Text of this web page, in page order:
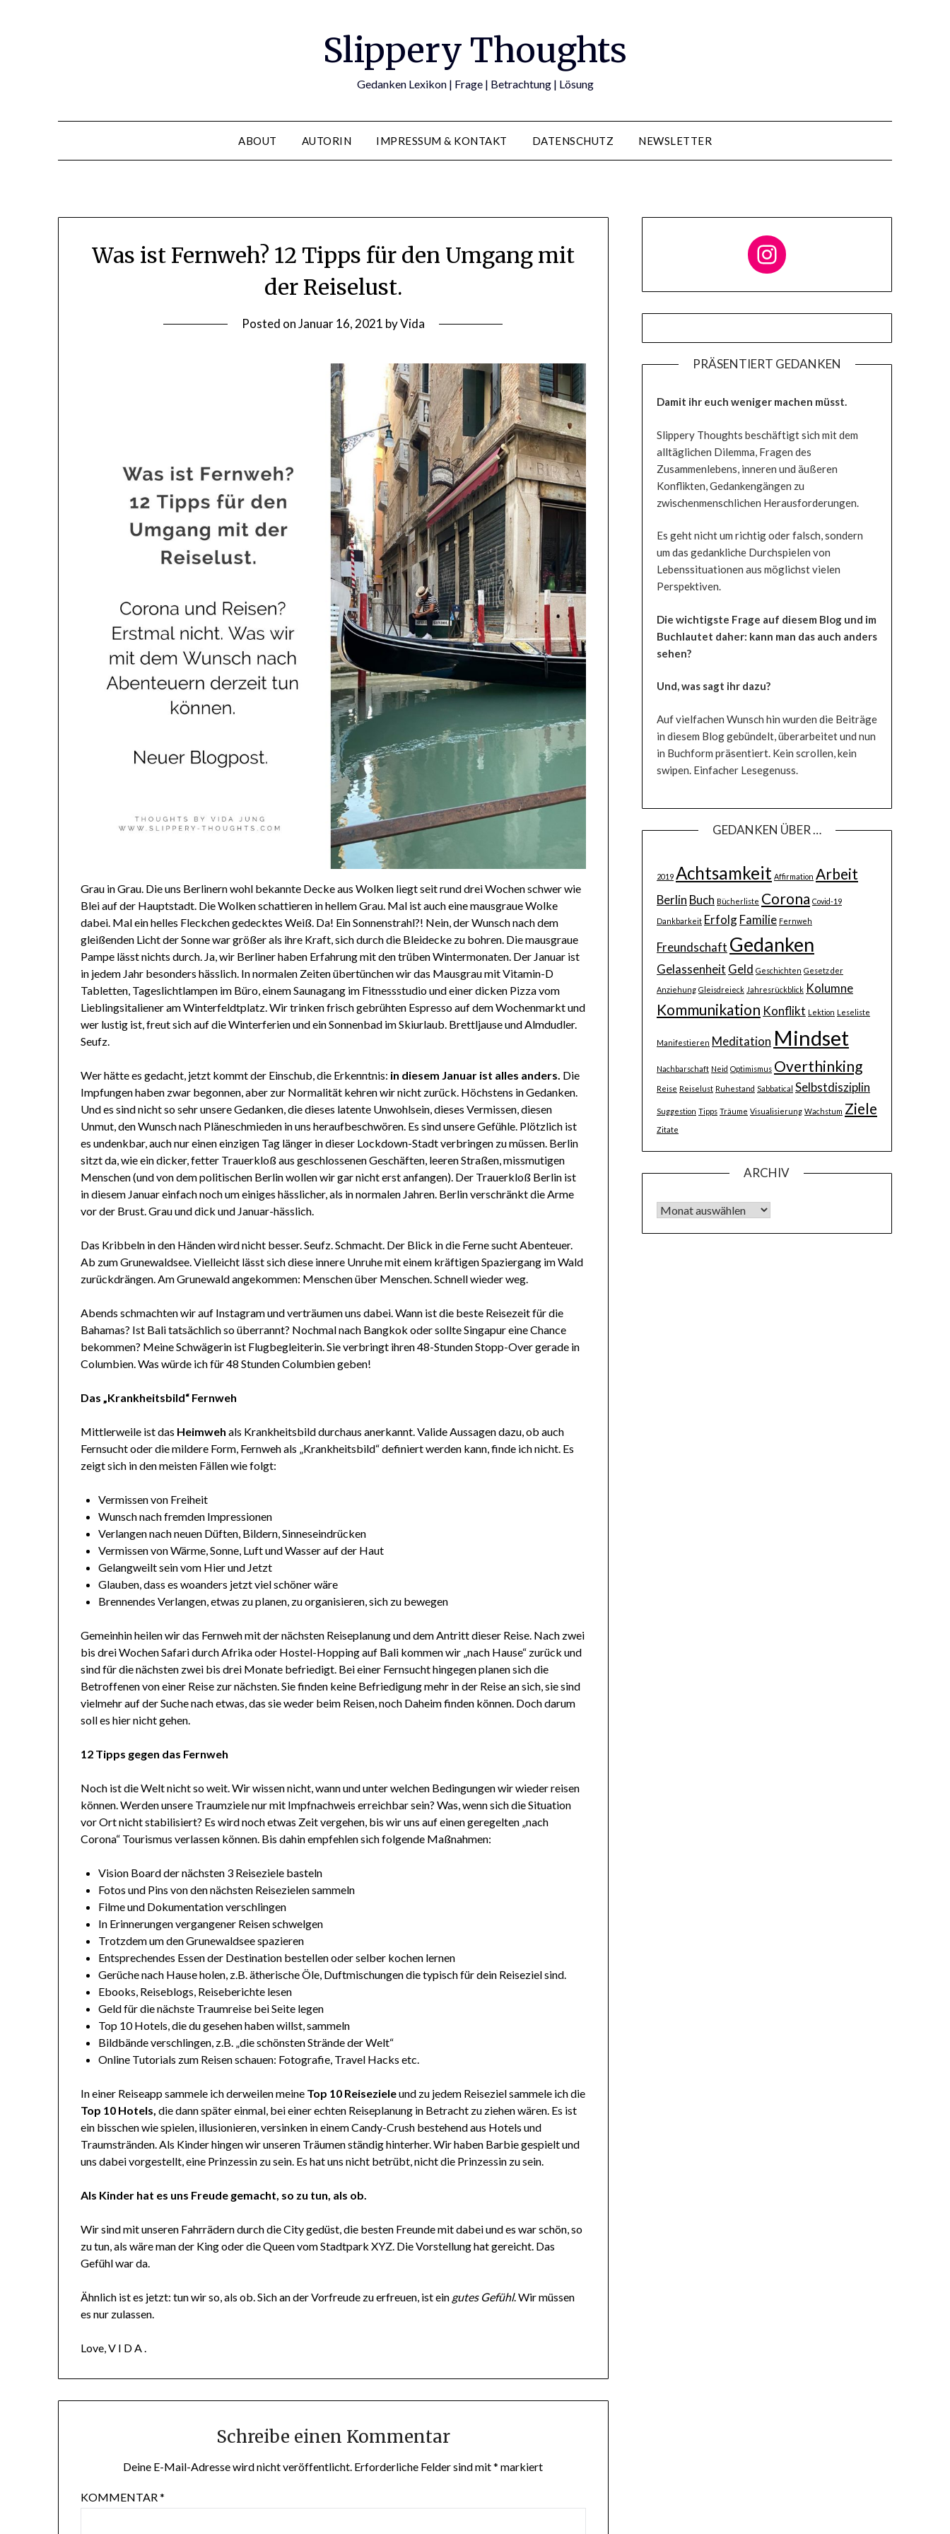
Slippery Thoughts
Gedanken Lexikon | Frage | Betrachtung | Lösung
ABOUT AUTORIN IMPRESSUM & KONTAKT DATENSCHUTZ NEWSLETTER
Was ist Fernweh? 12 Tipps für den Umgang mit
der Reiselust.
Posted onJanuar 16, 2021 byVida
Grau in Grau. Die uns Berlinern wohl bekannte Decke aus Wolken liegt seit rund drei Wochen schwer wie
Blei auf der Hauptstadt. Die Wolken schattieren in hellem Grau. Mal ist auch eine mausgraue Wolke
dabei. Mal ein helles Fleckchen gedecktes Weiß. Da! Ein Sonnenstrahl?! Nein, der Wunsch nach dem
gleißenden Licht der Sonne war größer als ihre Kraft, sich durch die Bleidecke zu bohren. Die mausgraue
Pampe lässt nichts durch. Ja, wir Berliner haben Erfahrung mit den trüben Wintermonaten. Der Januar ist
in jedem Jahr besonders hässlich. In normalen Zeiten übertünchen wir das Mausgrau mit Vitamin-D
Tabletten, Tageslichtlampen im Büro, einem Saunagang im Fitnessstudio und einer dicken Pizza vom
Lieblingsitaliener am Winterfeldtplatz. Wir trinken frisch gebrühten Espresso auf dem Wochenmarkt und
wer lustig ist, freut sich auf die Winterferien und ein Sonnenbad im Skiurlaub. Brettljause und Almdudler.
Seufz.
Wer hätte es gedacht, jetzt kommt der Einschub, die Erkenntnis: in diesem Januar ist alles anders. Die
Impfungen haben zwar begonnen, aber zur Normalität kehren wir nicht zurück. Höchstens in Gedanken.
Und es sind nicht so sehr unsere Gedanken, die dieses latente Unwohlsein, dieses Vermissen, diesen
Unmut, den Wunsch nach Pläneschmieden in uns heraufbeschwören. Es sind unsere Gefühle. Plötzlich ist
es undenkbar, auch nur einen einzigen Tag länger in dieser Lockdown-Stadt verbringen zu müssen. Berlin
sitzt da, wie ein dicker, fetter Trauerkloß aus geschlossenen Geschäften, leeren Straßen, missmutigen
Menschen (und von dem politischen Berlin wollen wir gar nicht erst anfangen). Der Trauerkloß Berlin ist
in diesem Januar einfach noch um einiges hässlicher, als in normalen Jahren. Berlin verschränkt die Arme
vor der Brust. Grau und dick und Januar-hässlich.
Das Kribbeln in den Händen wird nicht besser. Seufz. Schmacht. Der Blick in die Ferne sucht Abenteuer.
Ab zum Grunewaldsee. Vielleicht lässt sich diese innere Unruhe mit einem kräftigen Spaziergang im Wald
zurückdrängen. Am Grunewald angekommen: Menschen über Menschen. Schnell wieder weg.
Abends schmachten wir auf Instagram und verträumen uns dabei. Wann ist die beste Reisezeit für die
Bahamas? Ist Bali tatsächlich so überrannt? Nochmal nach Bangkok oder sollte Singapur eine Chance
bekommen? Meine Schwägerin ist Flugbegleiterin. Sie verbringt ihren 48-Stunden Stopp-Over gerade in
Columbien. Was würde ich für 48 Stunden Columbien geben!
Das „Krankheitsbild“ Fernweh
Mittlerweile ist das Heimweh als Krankheitsbild durchaus anerkannt. Valide Aussagen dazu, ob auch
Fernsucht oder die mildere Form, Fernweh als „Krankheitsbild“ definiert werden kann, finde ich nicht. Es
zeigt sich in den meisten Fällen wie folgt:
Vermissen von Freiheit
Wunsch nach fremden Impressionen
Verlangen nach neuen Düften, Bildern, Sinneseindrücken
Vermissen von Wärme, Sonne, Luft und Wasser auf der Haut
Gelangweilt sein vom Hier und Jetzt
Glauben, dass es woanders jetzt viel schöner wäre
Brennendes Verlangen, etwas zu planen, zu organisieren, sich zu bewegen
Gemeinhin heilen wir das Fernweh mit der nächsten Reiseplanung und dem Antritt dieser Reise. Nach zwei
bis drei Wochen Safari durch Afrika oder Hostel-Hopping auf Bali kommen wir „nach Hause“ zurück und
sind für die nächsten zwei bis drei Monate befriedigt. Bei einer Fernsucht hingegen planen sich die
Betroffenen von einer Reise zur nächsten. Sie finden keine Befriedigung mehr in der Reise an sich, sie sind
vielmehr auf der Suche nach etwas, das sie weder beim Reisen, noch Daheim finden können. Doch darum
soll es hier nicht gehen.
12 Tipps gegen das Fernweh
Noch ist die Welt nicht so weit. Wir wissen nicht, wann und unter welchen Bedingungen wir wieder reisen
können. Werden unsere Traumziele nur mit Impfnachweis erreichbar sein? Was, wenn sich die Situation
vor Ort nicht stabilisiert? Es wird noch etwas Zeit vergehen, bis wir uns auf einen geregelten „nach
Corona“ Tourismus verlassen können. Bis dahin empfehlen sich folgende Maßnahmen:
Vision Board der nächsten 3 Reiseziele basteln
Fotos und Pins von den nächsten Reisezielen sammeln
Filme und Dokumentation verschlingen
In Erinnerungen vergangener Reisen schwelgen
Trotzdem um den Grunewaldsee spazieren
Entsprechendes Essen der Destination bestellen oder selber kochen lernen
Gerüche nach Hause holen, z.B. ätherische Öle, Duftmischungen die typisch für dein Reiseziel sind.
Ebooks, Reiseblogs, Reiseberichte lesen
Geld für die nächste Traumreise bei Seite legen
Top 10 Hotels, die du gesehen haben willst, sammeln
Bildbände verschlingen, z.B. „die schönsten Strände der Welt“
Online Tutorials zum Reisen schauen: Fotografie, Travel Hacks etc.
In einer Reiseapp sammele ich derweilen meine Top 10 Reisezieleund zu jedem Reiseziel sammele ich die
Top 10 Hotels, die dann später einmal, bei einer echten Reiseplanung in Betracht zu ziehen wären. Es ist
ein bisschen wie spielen, illusionieren, versinken in einem Candy-Crush bestehend aus Hotels und
Traumstränden. Als Kinder hingen wir unseren Träumen ständig hinterher. Wir haben Barbie gespielt und
uns dabei vorgestellt, eine Prinzessin zu sein. Es hat uns nicht betrübt, nicht die Prinzessin zu sein.
Als Kinder hat es uns Freude gemacht, so zu tun, als ob.
Wir sind mit unseren Fahrrädern durch die City gedüst, die besten Freunde mit dabei und es war schön, so
zu tun, als wäre man der King oder die Queen vom Stadtpark XYZ. Die Vorstellung hat gereicht. Das
Gefühl war da.
Ähnlich ist es jetzt: tun wir so, als ob. Sich an der Vorfreude zu erfreuen, ist ein gutes Gefühl. Wir müssen
es nur zulassen.
Love, V I D A .
Schreibe einen Kommentar
Deine E-Mail-Adresse wird nicht veröffentlicht. Erforderliche Felder sind mit* markiert
KOMMENTAR*
Follow me on Instagram
PRÄSENTIERT GEDANKEN
Damit ihr euch weniger machen müsst.
Slippery Thoughts beschäftigt sich mit dem
alltäglichen Dilemma, Fragen des
Zusammenlebens, inneren und äußeren
Konflikten, Gedankengängen zu
zwischenmenschlichen Herausforderungen.
Es geht nicht um richtig oder falsch, sondern
um das gedankliche Durchspielen von
Lebenssituationen aus möglichst vielen
Perspektiven.
Die wichtigste Frage auf diesem Blog und im
Buchlautet daher: kann man das auch anders
sehen?
Und, was sagt ihr dazu?
Auf vielfachen Wunsch hin wurden die Beiträge
in diesem Blog gebündelt, überarbeitet und nun
in Buchform präsentiert. Kein scrollen, kein
swipen. Einfacher Lesegenuss.
GEDANKEN ÜBER …
2019 Achtsamkeit Affirmation Arbeit
Berlin Buch Bücherliste Corona Covid-19
Dankbarkeit ErfolgFamilie Fernweh
Freundschaft Gedanken
Gelassenheit Geld Geschichten Gesetz der
Anziehung Gleisdreieck Jahresrückblick Kolumne
Kommunikation Konflikt Lektion Leseliste
Manifestieren Meditation Mindset
Nachbarschaft Neid Optimismus Overthinking
Reise Reiselust Ruhestand Sabbatical Selbstdisziplin
Suggestion Tipps Träume Visualisierung Wachstum Ziele
Zitate
ARCHIV
Archiv